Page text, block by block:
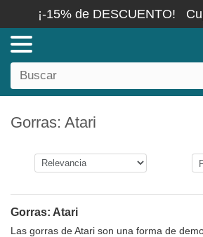
¡-15% de DESCUENTO!
Gorras: Atari
Gorras: Atari
Las gorras de Atari son una forma de